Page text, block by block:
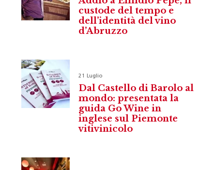
custode del tempo e
dell’identità del vino
d’Abruzzo
21 Luglio
Dal Castello di Barolo al
mondo: presentata la
guida Go Wine in
inglese sul Piemonte
vitivinicolo